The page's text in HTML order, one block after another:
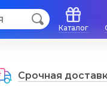
Каталог
Срочная